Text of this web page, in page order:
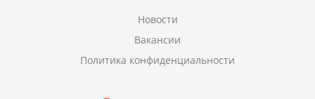
Новости
Вакансии
Политика конфиденциальности